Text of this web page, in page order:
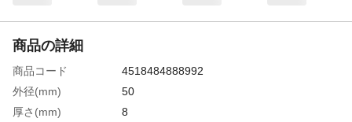
商品の詳細
商品コード
4518484888992
外径(mm)
50
厚さ(mm)
8